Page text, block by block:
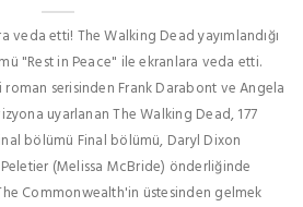
veda etti! The Walking Dead yayımlandığı
"Rest in Peace" ile ekranlara veda etti.
roman serisinden Frank Darabont ve Angela
uyarlanan The Walking Dead, 177
bölümü Final bölümü, Daryl Dixon
(Melissa McBride) önderliğinde
Commonwealth'in üstesinden gelmek